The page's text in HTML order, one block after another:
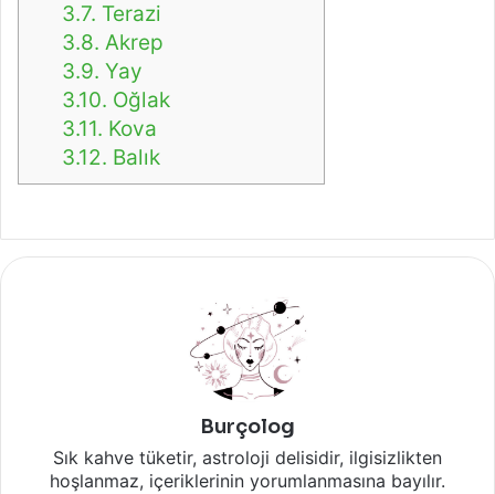
3.7. Terazi
3.8. Akrep
3.9. Yay
3.10. Oğlak
3.11. Kova
3.12. Balık
Burçolog
Sık kahve tüketir, astroloji delisidir, ilgisizlikten
hoşlanmaz, içeriklerinin yorumlanmasına bayılır.